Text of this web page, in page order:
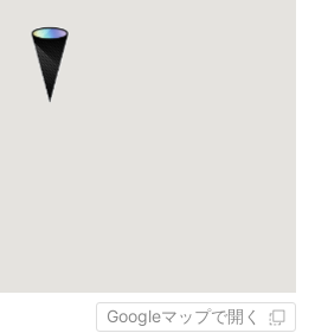
Googleマップで開く